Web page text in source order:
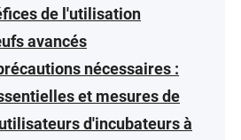
de l'utilisation
avancés
nécessaires :
et mesures de
d'incubateurs à